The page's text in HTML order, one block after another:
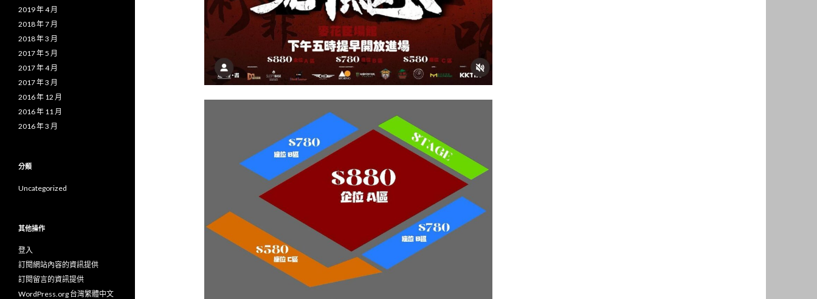
2019 年 4 月
2018 年 7 月
2018 年 3 月
2017 年 5 月
2017 年 4 月
2017 年 3 月
2016 年 12 月
2016 年 11 月
2016 年 3 月
分類
Uncategorized
其他操作
登入
訂閱網站內容的資訊提供
訂閱留言的資訊提供
WordPress.org 台灣繁體中文